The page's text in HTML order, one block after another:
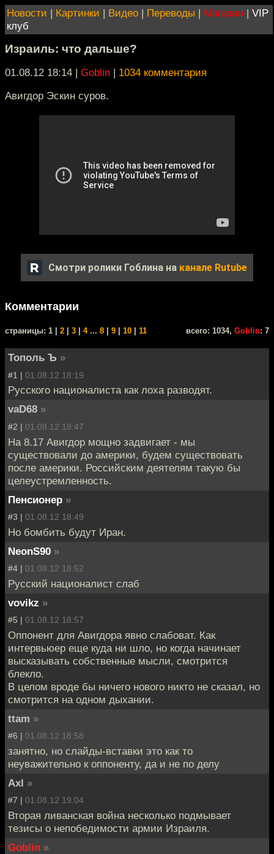
Новости | Картинки | Видео | Переводы | Магазин | VIP
клуб
Израиль: что дальше?
01.08.12 18:14 | Goblin | 1034 комментария
Авигдор Эскин суров.
Смотри ролики Гоблина на канале Rutube
Комментарии
cтраницы: 1 | 2 3 4... 8 9 10 11 всего: 1034, Goblin: 7
Тополь Ъ »
#1 | 01.08.12 18:19
Русского националиста как лоха разводят.
vaD68 »
#2 | 01.08.12 18:47
На 8.17 Авигдор мощно задвигает - мы
существовали до америки, будем существовать
после америки. Российским деятелям такую бы
целеустремленность.
Пенсионер »
#3 | 01.08.12 18:49
Но бомбить будут Иран.
NeonS90 »
#4 | 01.08.12 18:52
Русский националист слаб
vovikz »
#5 | 01.08.12 18:57
Оппонент для Авигдора явно слабоват. Как
интервьюер еще куда ни шло, но когда начинает
высказывать собственные мысли, смотрится
блекло.
В целом вроде бы ничего нового никто не сказал, но
смотрится на одном дыхании.
ttam »
#6 | 01.08.12 18:58
занятно, но слайды-вставки это как то
неуважительно к оппоненту, да и не по делу
Axl »
#7 | 01.08.12 19:04
Вторая ливанская война несколько подмывает
тезисы о непобедимости армии Израиля.
Goblin »